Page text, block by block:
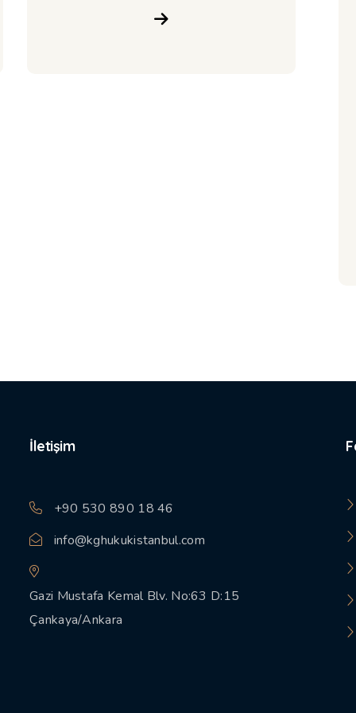
İletişim
+90 530 890 18 46
info@kghukukistanbul.com
Gazi Mustafa Kemal Blv. No:63 D:15
Çankaya/Ankara